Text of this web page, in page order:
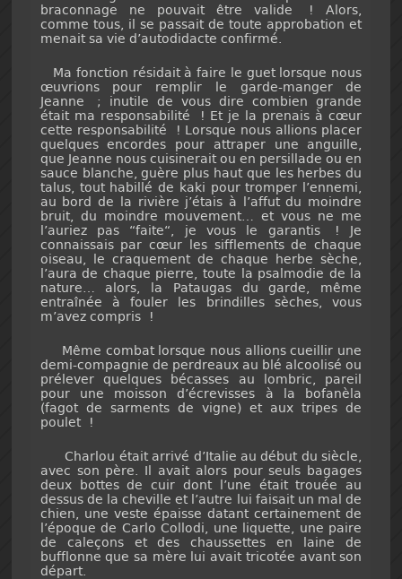
braconnage ne pouvait être valide ! Alors,
comme tous, il se passait de toute approbation et
menait sa vie d’autodidacte confirmé.
Ma fonction résidait à faire le guet lorsque nous
œuvrions pour remplir le garde-manger de
Jeanne ; inutile de vous dire combien grande
était ma responsabilité ! Et je la prenais à cœur
cette responsabilité ! Lorsque nous allions placer
quelques encordes pour attraper une anguille,
que Jeanne nous cuisinerait ou en persillade ou en
sauce blanche, guère plus haut que les herbes du
talus, tout habillé de kaki pour tromper l’ennemi,
au bord de la rivière j’étais à l’affut du moindre
bruit, du moindre mouvement… et vous ne me
l’auriez pas “faite“, je vous le garantis ! Je
connaissais par cœur les sifflements de chaque
oiseau, le craquement de chaque herbe sèche,
l’aura de chaque pierre, toute la psalmodie de la
nature… alors, la Pataugas du garde, même
entraînée à fouler les brindilles sèches, vous
m’avez compris !
Même combat lorsque nous allions cueillir une
demi-compagnie de perdreaux au blé alcoolisé ou
prélever quelques bécasses au lombric, pareil
pour une moisson d’écrevisses à la bofanèla
(fagot de sarments de vigne) et aux tripes de
poulet !
Charlou était arrivé d’Italie au début du siècle,
avec son père. Il avait alors pour seuls bagages
deux bottes de cuir dont l’une était trouée au
dessus de la cheville et l’autre lui faisait un mal de
chien, une veste épaisse datant certainement de
l’époque de Carlo Collodi, une liquette, une paire
de caleçons et des chaussettes en laine de
bufflonne que sa mère lui avait tricotée avant son
départ.